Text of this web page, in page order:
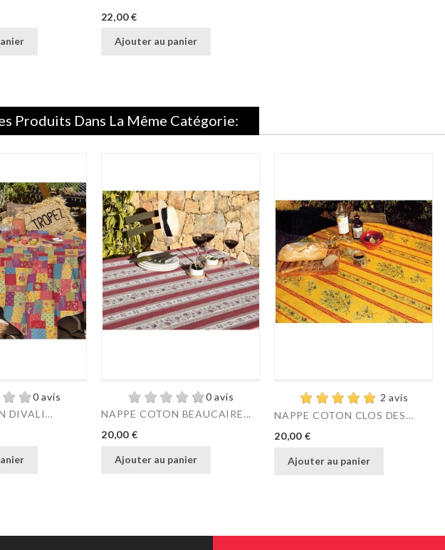
Prix
22,00 €
Ajouter au panier
Produits Dans La Même Catégorie:
0 avis
DIVALI...
0 avis
NAPPE COTON BEAUCAIRE...
Prix
20,00 €
Ajouter au panier
2 avis
NAPPE COTON CLOS DES...
Prix
20,00 €
Ajouter au panier